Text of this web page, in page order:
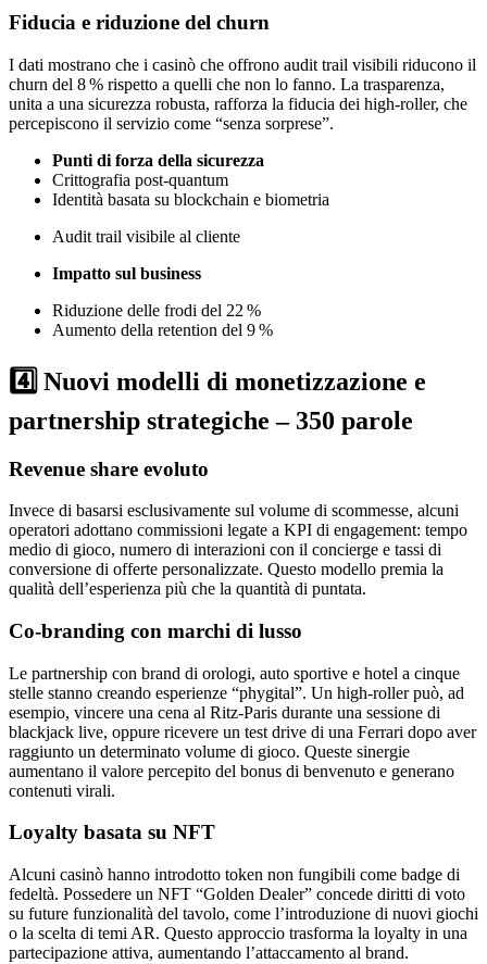
Fiducia e riduzione del churn
I dati mostrano che i casinò che offrono audit trail visibili riducono il
churn del 8 % rispetto a quelli che non lo fanno. La trasparenza,
unita a una sicurezza robusta, rafforza la fiducia dei high‑roller, che
percepiscono il servizio come “senza sorprese”.
Punti di forza della sicurezza
Crittografia post‑quantum
Identità basata su blockchain e biometria
Audit trail visibile al cliente
Impatto sul business
Riduzione delle frodi del 22 %
Aumento della retention del 9 %
4️⃣ Nuovi modelli di monetizzazione e
partnership strategiche – 350 parole
Revenue share evoluto
Invece di basarsi esclusivamente sul volume di scommesse, alcuni
operatori adottano commissioni legate a KPI di engagement: tempo
medio di gioco, numero di interazioni con il concierge e tassi di
conversione di offerte personalizzate. Questo modello premia la
qualità dell’esperienza più che la quantità di puntata.
Co‑branding con marchi di lusso
Le partnership con brand di orologi, auto sportive e hotel a cinque
stelle stanno creando esperienze “phygital”. Un high‑roller può, ad
esempio, vincere una cena al Ritz‑Paris durante una sessione di
blackjack live, oppure ricevere un test drive di una Ferrari dopo aver
raggiunto un determinato volume di gioco. Queste sinergie
aumentano il valore percepito del bonus di benvenuto e generano
contenuti virali.
Loyalty basata su NFT
Alcuni casinò hanno introdotto token non fungibili come badge di
fedeltà. Possedere un NFT “Golden Dealer” concede diritti di voto
su future funzionalità del tavolo, come l’introduzione di nuovi giochi
o la scelta di temi AR. Questo approccio trasforma la loyalty in una
partecipazione attiva, aumentando l’attaccamento al brand.